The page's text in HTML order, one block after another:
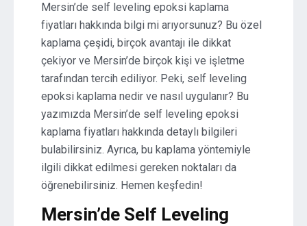
Mersin’de self leveling epoksi kaplama
fiyatları hakkında bilgi mi arıyorsunuz? Bu özel
kaplama çeşidi, birçok avantajı ile dikkat
çekiyor ve Mersin’de birçok kişi ve işletme
tarafından tercih ediliyor. Peki, self leveling
epoksi kaplama nedir ve nasıl uygulanır? Bu
yazımızda Mersin’de self leveling epoksi
kaplama fiyatları hakkında detaylı bilgileri
bulabilirsiniz. Ayrıca, bu kaplama yöntemiyle
ilgili dikkat edilmesi gereken noktaları da
öğrenebilirsiniz. Hemen keşfedin!
Mersin’de Self Leveling